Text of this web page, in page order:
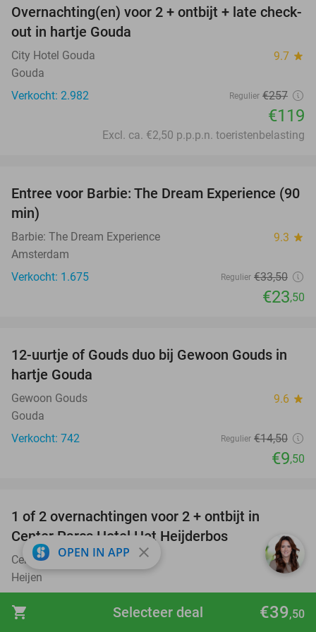
shopping_cart €39,50
Selecteer deal
54%
Overnachting(en) voor 2 + ontbijt + late check-
out in hartje Gouda
City Hotel Gouda 9.7 star
Gouda
Verkocht: 2.982
Regulier €257
€119
Excl. ca. €2,50 p.p.p.n. toeristenbelasting
30%
Entree voor Barbie: The Dream Experience (90
min)
Barbie: The Dream Experience 9.3 star
Amsterdam
Verkocht: 1.675
Regulier €33,50
€23,50
34%
12-uurtje of Gouds duo bij Gewoon Gouds in
hartje Gouda
Gewoon Gouds 9.6 star
Gouda
Verkocht: 742
Regulier €14,50
€9,50
1 of 2 overnachtingen voor 2 + ontbijt in
Center Parcs Hotel Het Heijderbos
Center Parcs Het Heijderbos 9.1star
Heijen
€129
OPEN IN APP close